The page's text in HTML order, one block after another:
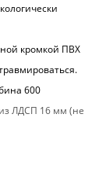
кромкой ПВХ
600
ЛДСП 16 мм (не